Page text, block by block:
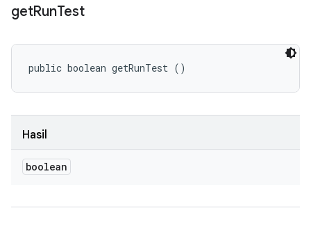
getRunTest
public boolean getRunTest ()
Hasil
boolean